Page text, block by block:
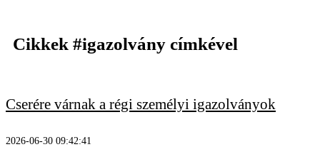
Cikkek #igazolvány címkével
Cserére várnak a régi személyi igazolványok
2026-06-30 09:42:41